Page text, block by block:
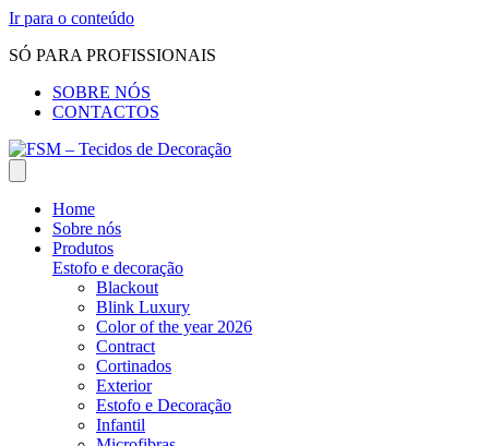
Ir para o conteúdo
SÓ PARA PROFISSIONAIS
SOBRE NÓS
CONTACTOS
Home
Sobre nós
Produtos
Estofo e decoração
Blackout
Blink Luxury
Color of the year 2026
Contract
Cortinados
Exterior
Estofo e Decoração
Infantil